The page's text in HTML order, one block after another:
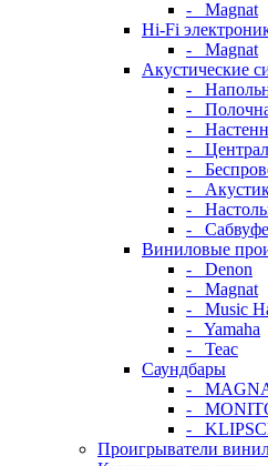
- Magnat
Hi-Fi
- Magnat
Акустические
-
-
-
-
-
-
-
-
Виниловые
- Denon
- Magnat
- Music
- Yamaha
- Teac
Саундбары
-
-
-
Проигрыватели